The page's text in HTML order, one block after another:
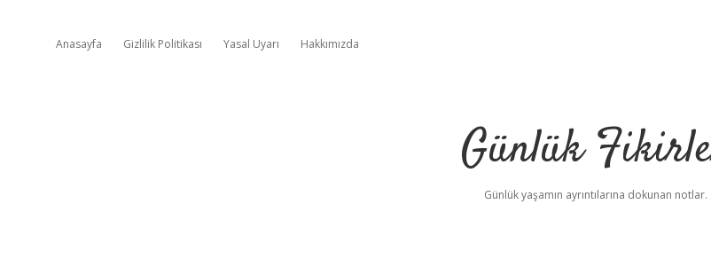
Anasayfa Gizlilik Politikası Yasal Uyarı Hakkımızda
Günlük
Günlük yaşamın ayrıntılarına dokunan notlar.